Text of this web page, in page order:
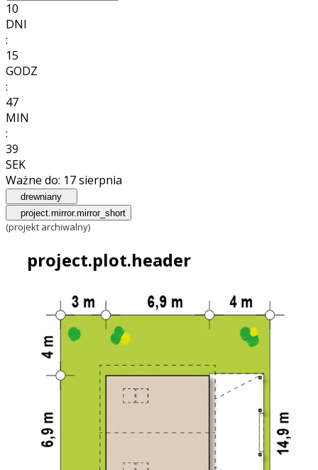
10
DNI
:
15
GODZ
:
47
MIN
:
37
SEK
Ważne do: 17 sierpnia
drewniany
project.mirror.mirror_short
(projekt archiwalny)
project.plot.header